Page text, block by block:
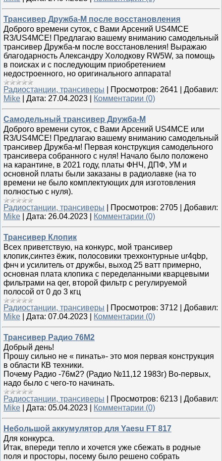
Трансивер Дружба-М после восстановления
Доброго времени суток, с Вами Арсений US4MCE
R3/US4MCE! Предлагаю вашему вниманию самодельный
трансивер Дружба-м после восстановления! Выражаю
благодарность Александру Холодкову RW5W, за помощь
в поисках и с последующим приобретением
недостроенного, но оригинального аппарата!
Радиостанции, трансиверы
Просмотров: 2641
Добавил:
Mike
Дата: 27.04.2023 Комментарии (0)
Самодельный трансивер Дружба-М
Доброго времени суток, с Вами Арсений US4MCE или
R3/US4MCE! Предлагаю вашему вниманию самодельный
трансивер Дружба-м! Первая конструкция самодельного
трансивера собранного с нуля! Начало было положено
на карантине, в 2021 году, платы ФНЧ, ДПФ, УМ и
основной платы были заказаны в радиолавке (на то
времени не было комплектующих для изготовления
полностью с нуля).
Радиостанции, трансиверы
Просмотров: 2705
Добавил:
Mike
Дата: 26.04.2023 Комментарии (0)
Трансивер Клопик
Всех приветствую, на конкурс, мой трансивер
клопик,синтез ёжик, полосовики трехконтурные ur4qbp,
фнч и усилитель от дружбы, выход 25 ватт примерно,
основная плата клопика с переделанными кварцевыми
фильтрами на qer, второй фильтр с регулируемой
полосой от 0 до 3 кгц
Радиостанции, трансиверы
Просмотров: 3712
Добавил:
Mike
Дата: 07.04.2023 Комментарии (0)
Трансивер Радио 76М2
Добрый день!
Прошу сильно не « пинать»- это моя первая конструкция
в области КВ техники.
Почему Радио -76м2? (Радио №11,12 1983г) Во-первых,
надо было с чего-то начинать.
Радиостанции, трансиверы
Просмотров: 6213
Добавил:
Mike
Дата: 05.04.2023 Комментарии (0)
Небольшой аккумулятор для Yaesu FT 817
Для конкурса.
Итак, впереди тепло и хочется уже сбежать в родные
поля и просторы, посему было решено собрать